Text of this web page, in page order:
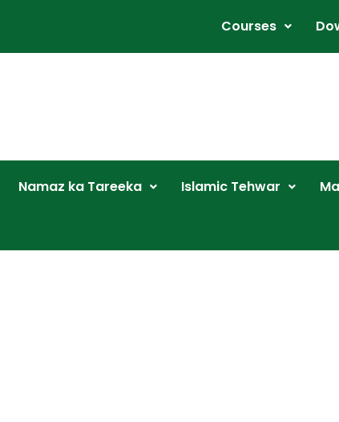
Courses
Namaz ka Tareeka Islamic Tehwar